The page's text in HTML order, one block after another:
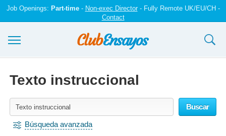
Job Openings: Part-time- Non-exec Director- Fully Remote UK/EU/CH -
Contact
Iniciar sesión
Texto instruccional
Buscar
Búsqueda avanzada